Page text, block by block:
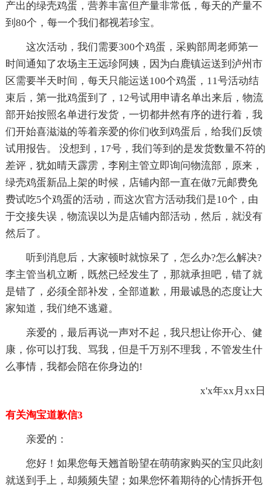
产出的绿壳鸡蛋，营养丰富但产量非常低，每天的产量不
到80个，每一个我们都视若珍宝。
这次活动，我们需要300个鸡蛋，采购部周老师第一
时间通知了农场主王远珍阿姨，因为白鹿镇运送到泸州市
区需要半天时间，每天只能运送100个鸡蛋，11号活动结
束后，第一批鸡蛋到了，12号试用申请名单出来后，物流
部开始按照名单进行发货，一切都井然有序的进行着，我
们开始喜滋滋的等着亲爱的你们收到鸡蛋后，给我们反馈
试用报告。 没想到，17号，我们等到的是发货数量不符的
差评，犹如晴天霹雳，李刚主管立即询问物流部，原来，
绿壳鸡蛋新品上架的时候，店铺内部一直在做7元邮费免
费试吃5个鸡蛋的活动，而这次官方活动我们是10个，由
于交接失误，物流误以为是店铺内部活动，然后，就没有
然后了。
听到消息后，大家顿时就惊呆了，怎么办?怎么解决?
李主管当机立断，既然已经发生了，那就承担吧，错了就
是错了，必须全部补发，全部道歉，用最诚恳的态度让大
家知道，我们绝不逃避。
亲爱的，最后再说一声对不起，我只想让你开心、健
康，你可以打我、骂我，但是千万别不理我，不管发生什
么事情，我都会陪在你身边的!
x'x年xx月xx日
有关淘宝道歉信3
亲爱的：
您好！如果您每天翘首盼望在萌萌家购买的宝贝此刻
就送到手上，却频频失望；如果您怀着期待的心情拆开包